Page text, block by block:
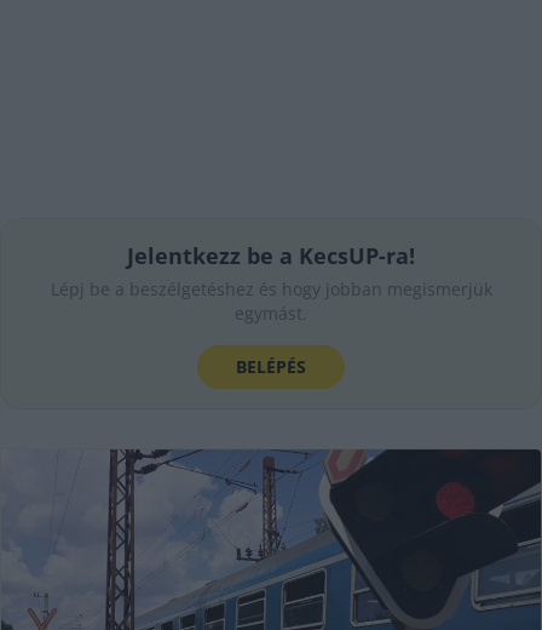
Jelentkezz be a KecsUP-ra!
Lépj be a beszélgetéshez és hogy jobban megismerjük
egymást.
BELÉPÉS